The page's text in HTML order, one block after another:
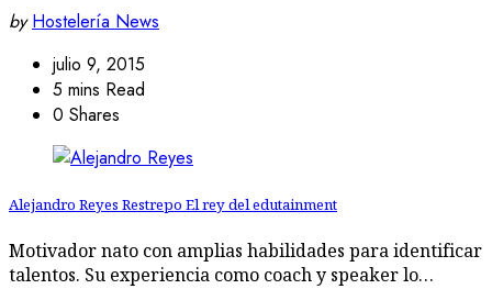
by Hostelería News
julio 9, 2015
5 mins Read
0 Shares
Alejandro Reyes Restrepo El rey del edutainment
Motivador nato con amplias habilidades para identificar
talentos. Su experiencia como coach y speaker lo…